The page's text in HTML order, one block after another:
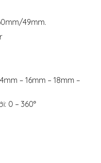
49mm.
– 16mm – 18mm –
0 – 360°